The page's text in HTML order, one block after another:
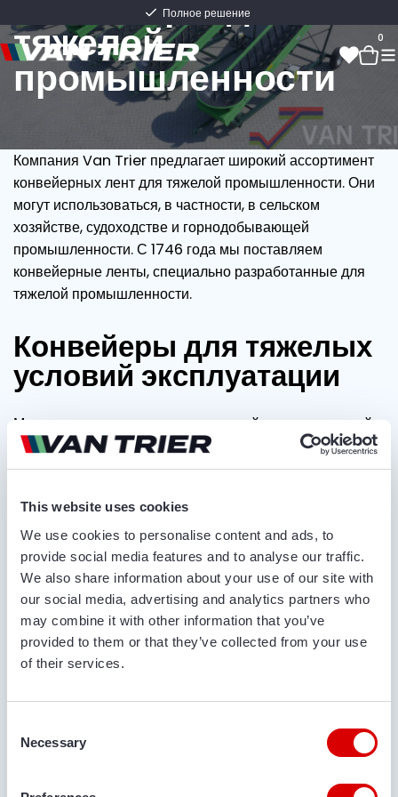
This website uses cookies
We use cookies to personalise content and ads, to
provide social media features and to analyse our traffic.
We also share information about your use of our site with
our social media, advertising and analytics partners who
may combine it with other information that you’ve
provided to them or that they’ve collected from your use
of their services.
Selection
Necessary
Полное решение
0
тяжелой
промышленности
Компания Van Trier предлагает широкий ассортимент
конвейерных лент для тяжелой промышленности. Они
могут использоваться, в частности, в сельском
хозяйстве, судоходстве и горнодобывающей
промышленности. С 1746 года мы поставляем
конвейерные ленты, специально разработанные для
тяжелой промышленности.
Конвейеры для тяжелых
условий эксплуатации
Мы предлагаем комплексные конвейеры для тяжелой
промышленности. Если вы хотите эффективно
перемещать тяжелые грузы из пункта А в пункт Б, то вы
тяжелой промышленности должна выдерживать много
испытаний, поэтому, конечно, она должна быть
износостойкой, управляемой и способной без проблем
работать в экстремальных условиях (таких как холод,
жара и тяжелые грузы). Кроме того, как пользователь,
вы должны быть уверены в качестве сборки и
конструкции ленты.
отрасли промышленности
промышленности, судоходстве или сельском хозяйстве,